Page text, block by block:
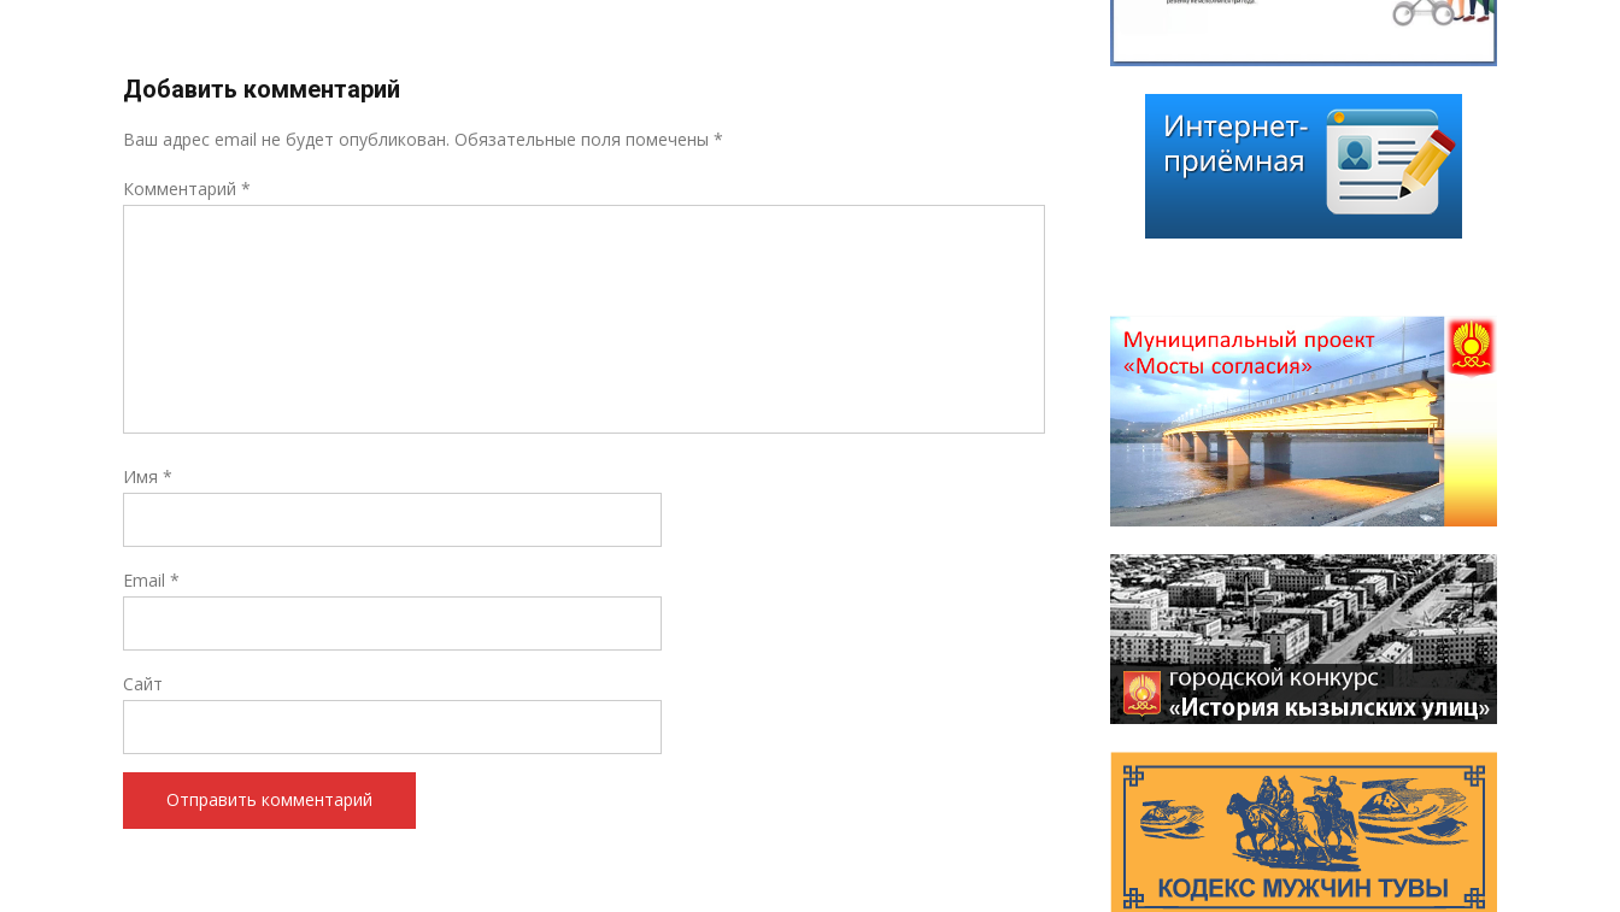
Добавить комментарий
Ваш адрес email не будет опубликован. Обязательные поля помечены *
Комментарий *
Имя *
Email *
Сайт